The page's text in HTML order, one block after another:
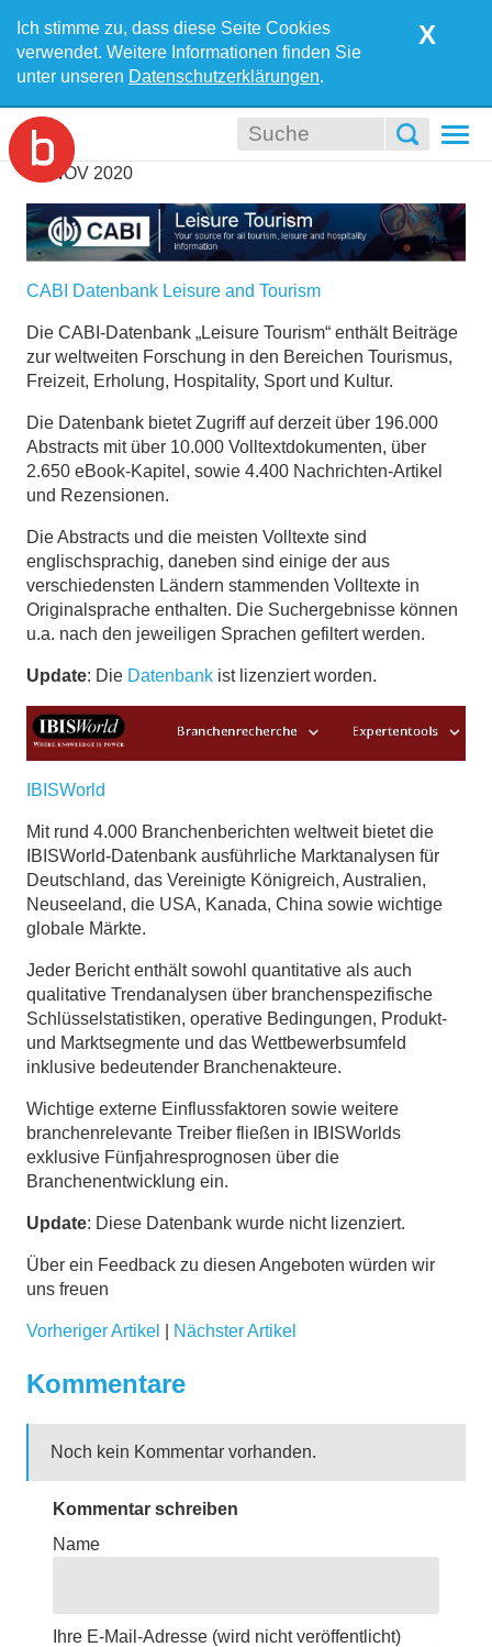
Ich stimme zu, dass diese Seite Cookies
verwendet. Weitere Informationen finden Sie
unter unseren Datenschutzerklärungen.
X
NOV 2020
CABI Datenbank Leisure and Tourism
Die CABI-Datenbank „Leisure Tourism“ enthält Beiträge
zur weltweiten Forschung in den Bereichen Tourismus,
Freizeit, Erholung, Hospitality, Sport und Kultur.
Die Datenbank bietet Zugriff auf derzeit über 196.000
Abstracts mit über 10.000 Volltextdokumenten, über
2.650 eBook-Kapitel, sowie 4.400 Nachrichten-Artikel
und Rezensionen.
Die Abstracts und die meisten Volltexte sind
englischsprachig, daneben sind einige der aus
verschiedensten Ländern stammenden Volltexte in
Originalsprache enthalten. Die Suchergebnisse können
u.a. nach den jeweiligen Sprachen gefiltert werden.
Update: Die Datenbank ist lizenziert worden.
IBISWorld
Mit rund 4.000 Branchenberichten weltweit bietet die
IBISWorld-Datenbank ausführliche Marktanalysen für
Deutschland, das Vereinigte Königreich, Australien,
Neuseeland, die USA, Kanada, China sowie wichtige
globale Märkte.
Jeder Bericht enthält sowohl quantitative als auch
qualitative Trendanalysen über branchenspezifische
Schlüsselstatistiken, operative Bedingungen, Produkt-
und Marktsegmente und das Wettbewerbsumfeld
inklusive bedeutender Branchenakteure.
Wichtige externe Einflussfaktoren sowie weitere
branchenrelevante Treiber fließen in IBISWorlds
exklusive Fünfjahresprognosen über die
Branchenentwicklung ein.
Update: Diese Datenbank wurde nicht lizenziert.
Über ein Feedback zu diesen Angeboten würden wir
uns freuen
Vorheriger Artikel Nächster Artikel
Kommentare
Noch kein Kommentar vorhanden.
Kommentar schreiben
Name
Ihre E-Mail-Adresse (wird nicht veröffentlicht)